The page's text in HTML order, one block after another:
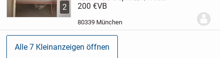
2
270x210x65 cm in einem sehr gutem
200 €VB
80339 München
Alle 7 Kleinanzeigen öffnen